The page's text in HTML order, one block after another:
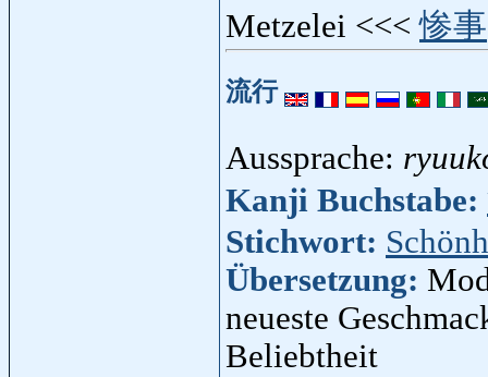
Metzelei <<<惨事
流行
Aussprache:
Kanji Buchstabe:
Stichwort:
Übersetzung:
neueste
Beliebtheit